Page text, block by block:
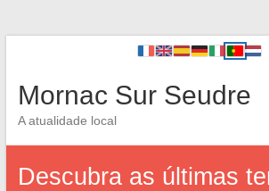
Mornac Sur Seudre
A atualidade local
Descubra as últimas